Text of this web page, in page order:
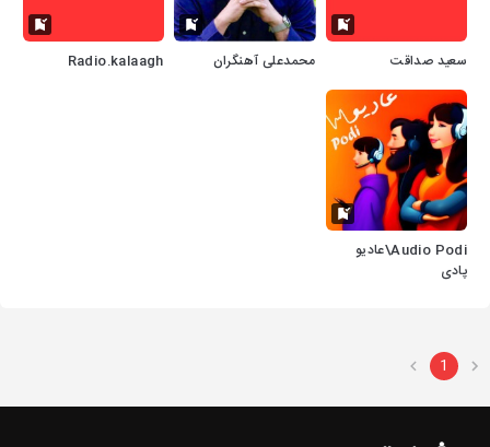
سعید صداقت محمدعلی آهنگران Radio.kalaagh
Audio Podi\عادیو
پادی
1